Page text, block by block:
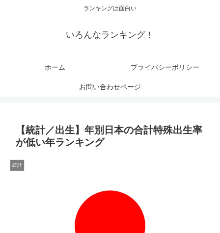
ランキングは面白い
いろんなランキング！
ホーム プライバシーポリシー
お問い合わせページ
【統計／出生】年別日本の合計特殊出生率
が低い年ランキング
統計